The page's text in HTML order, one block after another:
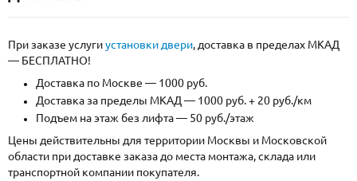
При заказе услугиустановки двери, доставка в пределах МКАД
— БЕСПЛАТНО!
Доставка по Москве — 1000 руб.
Доставка за пределы МКАД — 1000 руб. + 20 руб./км
Подъем на этаж без лифта — 50 руб./этаж
Цены действительны для территории Москвы и Московской
области при доставке заказа до места монтажа, склада или
транспортной компании покупателя.